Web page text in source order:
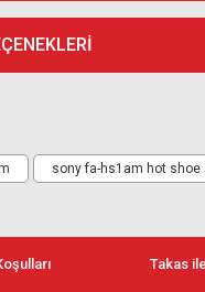
sony fa-hs1am hot shoe
Takas